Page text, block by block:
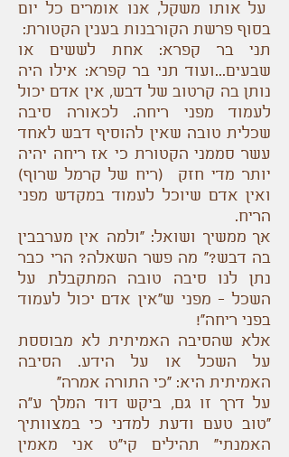
על אותו משקל, אנו אומרים כל יום
בסוף פרשת הקורבנות בענין הקטורת:
תני בר קפרא: אחת לששים או
שבעים...ועוד תני בר קפרא: אילו היה
נותן בה קרטוב של דבש, אין אדם יכול
לעמוד מפני ריחה. לכאורה סיבה
שכלית טובה שאין להוסיף דבש לאחד
עשר סממני הקטורת כי אז ריחה יהיה
יותר מדי חזק (ריח של קרמל שרוף)
ואין אדם שיוכל לעמוד במקדש מפני
הריח.
אך ממשיך ושואל: "ולמה אין מערבבין
בה דבש?" מה פשר השאלה? הרי כבר
נתן לנו סיבה טובה המתקבלת על
השכל - מפני ש"אין אדם יכול לעמוד
בפני ריחה"!
אלא שהסיבה האמיתית לא מבוססת
על השכל או על הידע. הסיבה
האמיתית היא: ”כי התורה אמרה“
על דרך זו גם, ביקש דוד המלך ע"ה
"טוב טעם ודעת למדני כי במצוותיך
האמנתי" תהילים קי“ט אני מאמין